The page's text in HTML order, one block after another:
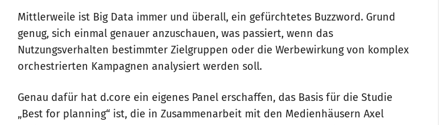
Mittlerweile ist Big Data immer und überall, ein gefürchtetes Buzzword. Grund
genug, sich einmal genauer anzuschauen, was passiert, wenn das
Nutzungsverhalten bestimmter Zielgruppen oder die Werbewirkung von komplex
orchestrierten Kampagnen analysiert werden soll.
Genau dafür hat d.core ein eigenes Panel erschaffen, das Basis für die Studie
„Best for planning“ ist, die in Zusammenarbeit mit den Medienhäusern Axel